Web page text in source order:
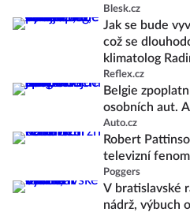
Blesk.cz
Jak se bude
což se
klimatolog
Reflex.cz
Belgie
osobních aut.
Auto.cz
Robert
televizní
Poggers
V bratislavské
nádrž, výbuch